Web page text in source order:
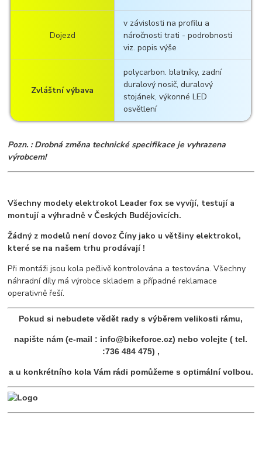
Dojezd
v závislosti na profilu a
náročnosti trati - podrobnosti
viz. popis výše
Zvláštní výbava
polycarbon. blatníky, zadní
duralový nosič, duralový
stojánek, výkonné LED
osvětlení
Pozn. : Drobná změna technické specifikace je vyhrazena
výrobcem!
Všechny modely elektrokol Leader fox se vyvíjí, testují a
montují a výhradně v Českých Budějovicích.
Žádný z modelů není dovoz Číny jako u většiny elektrokol,
které se na našem trhu prodávají !
Při montáži jsou kola pečlivě kontrolována a testována. Všechny
náhradní díly má výrobce skladem a případné reklamace
operativně řeší.
Pokud si nebudete vědět rady s výběrem velikosti rámu,
napište nám (e-mail : info@bikeforce.cz) nebo volejte ( tel.
:736 484 475) ,
a u konkrétního kola Vám rádi pomůžeme s optimální volbou.